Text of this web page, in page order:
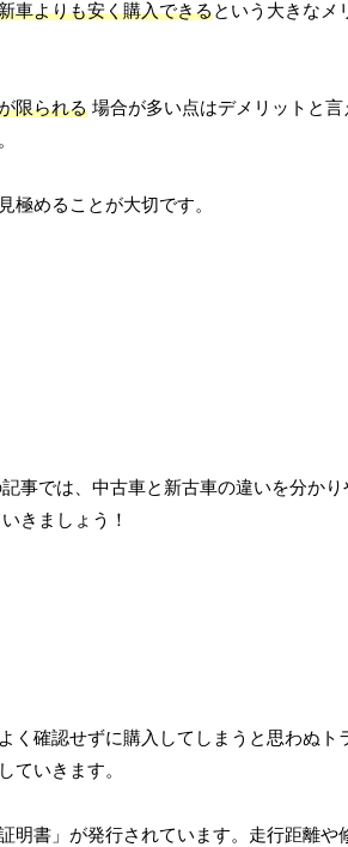
車よりも安く購入できるという大きなメ
限られる 場合が多い点はデメリットと言
極めることが大切です。
事では、中古車と新古車の違いを分かり
きましょう！
く確認せずに購入してしまうと思わぬト
ていきます。
明書」が発行されています。走行距離や